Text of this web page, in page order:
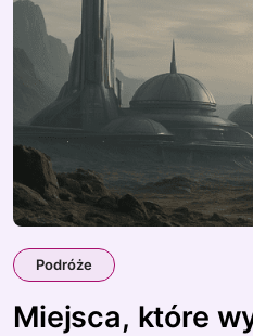
Podróże
Miejsca, które